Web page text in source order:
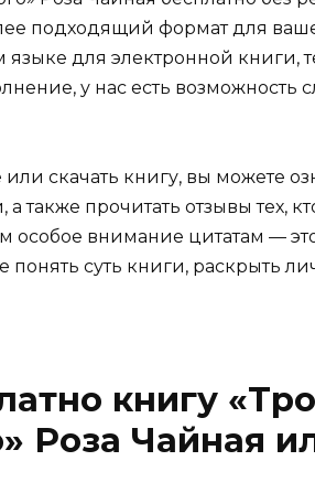
подходящий формат для
языке для электронной книги,
у нас есть возможность
скачать книгу, вы можете
также прочитать отзывы тех,
особое внимание цитатам —
понять суть книги, раскрыть
книгу
Роза Чайная